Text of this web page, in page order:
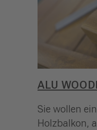
ALU
Sie wollen
Holzbalkon,